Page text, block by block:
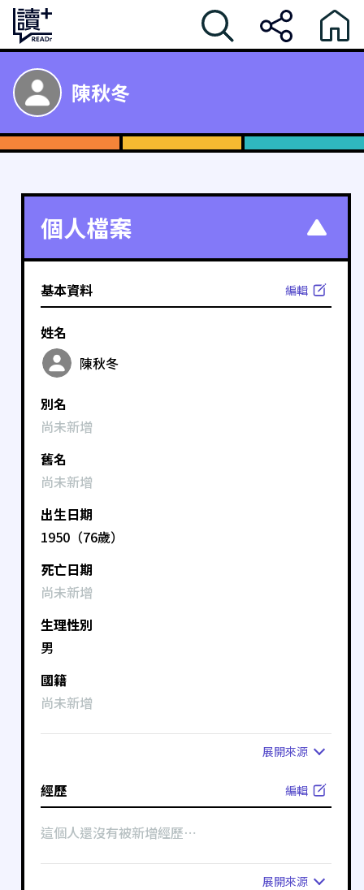
陳秋冬
個人檔案
基本資料 編輯
姓名
陳秋冬
別名
尚未新增
舊名
尚未新增
出生日期
1950（76歲）
死亡日期
尚未新增
生理性別
男
國籍
尚未新增
展開來源
經歷 編輯
這個人還沒有被新增經歷⋯
展開來源